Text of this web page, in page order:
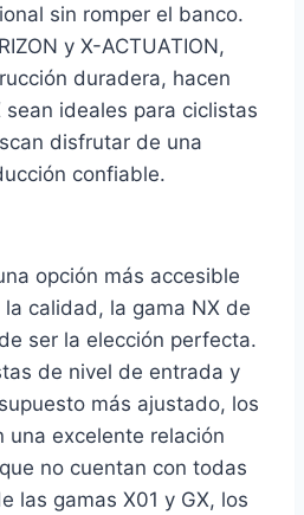
sin romper el banco.
y X-ACTUATION,
duradera, hacen
sean ideales para ciclistas
disfrutar de una
confiable.
opción más accesible
calidad, la gama NX de
ser la elección perfecta.
de nivel de entrada y
más ajustado, los
una excelente relación
no cuentan con todas
las gamas X01 y GX, los